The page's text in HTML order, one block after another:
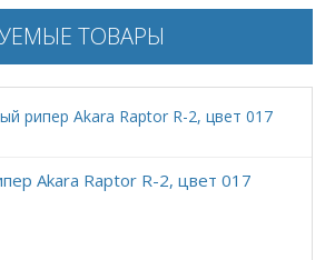
ТОВАРЫ
Akara Raptor R-2, цвет 017